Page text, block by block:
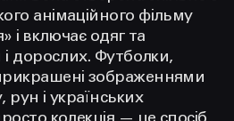
анімаційного фільму
і включає одяг та
і дорослих. Футболки,
зображеннями
рун і українських